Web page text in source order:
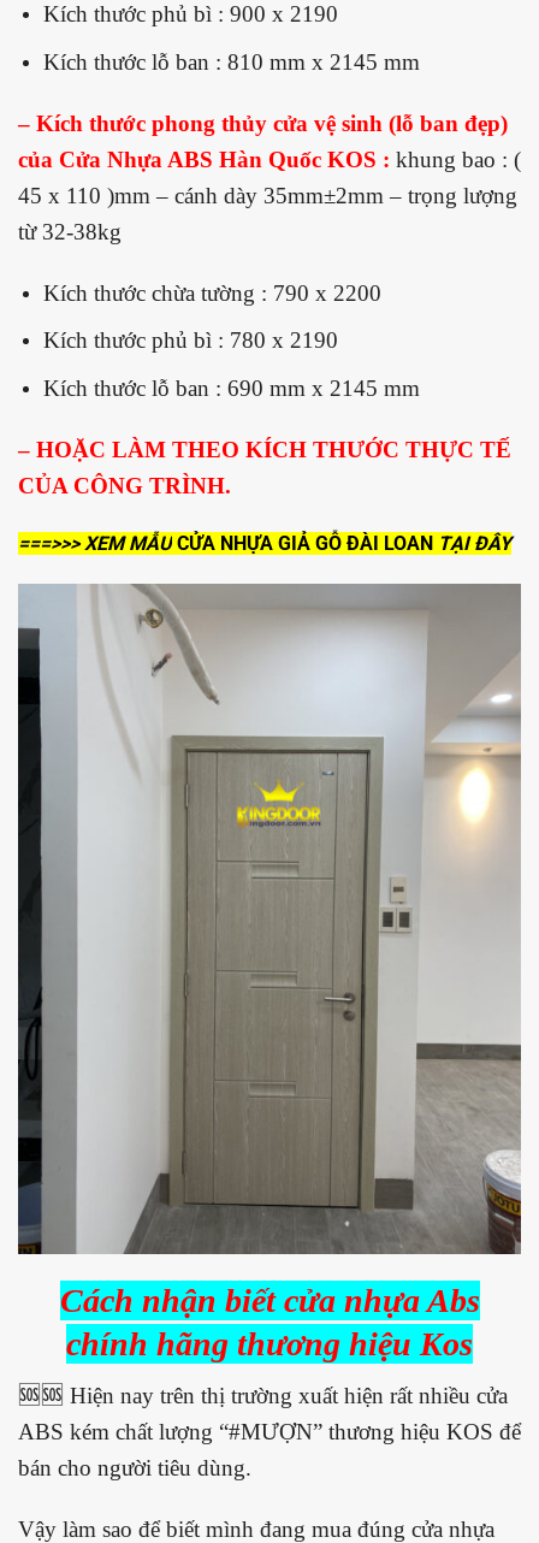
Kích thước phủ bì : 900 x 2190
Kích thước lỗ ban : 810 mm x 2145 mm
– Kích thước phong thủy cửa vệ sinh (lỗ ban đẹp)
của Cửa Nhựa ABS Hàn Quốc KOS : khung bao : (
45 x 110 )mm – cánh dày 35mm±2mm – trọng lượng
từ 32-38kg
Kích thước chừa tường : 790 x 2200
Kích thước phủ bì : 780 x 2190
Kích thước lỗ ban : 690 mm x 2145 mm
– HOẶC LÀM THEO KÍCH THƯỚC THỰC TẾ
CỦA CÔNG TRÌNH.
===>>> XEM MẪU CỬA NHỰA GIẢ GỖ ĐÀI LOAN TẠI ĐÂY
Cách nhận biết cửa nhựa Abs
chính hãng thương hiệu Kos
🆘🆘 Hiện nay trên thị trường xuất hiện rất nhiều cửa
ABS kém chất lượng “#MƯỢN” thương hiệu KOS để
bán cho người tiêu dùng.
Vậy làm sao để biết mình đang mua đúng cửa nhựa